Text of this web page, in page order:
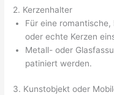
2. Kerzenhalter
Für eine
oder echte Kerzen
Metall- oder
patiniert werden.
3. Kunstobjekt oder